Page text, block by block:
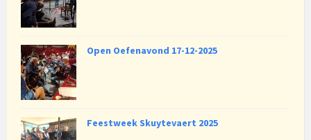
Open Oefenavond 17-12-2025
Feestweek Skuytevaert 2025